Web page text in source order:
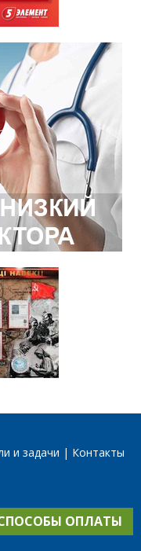
и задачи Контакты
ОПЛАТЫ